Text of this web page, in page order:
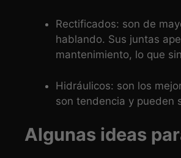
Rectificados: son de
hablando. Sus juntas
mantenimiento, lo que
Hidráulicos: son los
son tendencia y pueden
Algunas ideas